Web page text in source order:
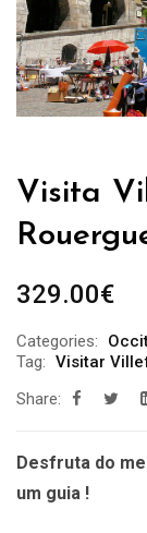
Visita
329.00€
Categories:
Tag: Visitar
Share:
Desfruta do
um guia !